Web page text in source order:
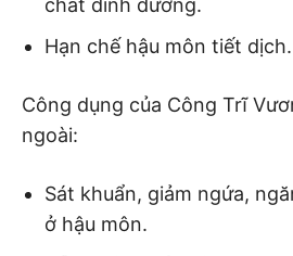
chất dinh dưỡng.
Hạn chế hậu môn tiết dịch.
Công dụng của Công Trĩ
ngoài:
Sát khuẩn, giảm ngứa,
ở hậu môn.